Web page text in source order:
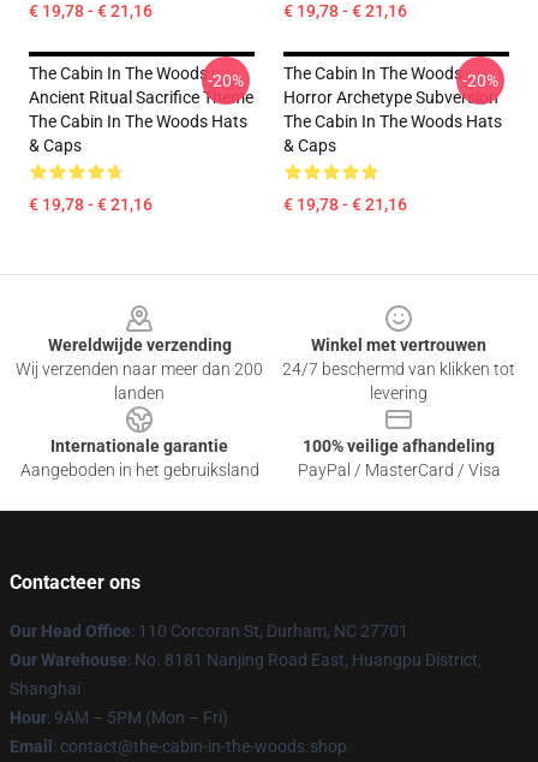
€ 19,78 - € 21,16 € 19,78 - € 21,16
The Cabin In The Woods -
Ancient Ritual Sacrifice Theme
The Cabin In The Woods Hats
& Caps
€ 19,78 - € 21,16
-20%
The Cabin In The Woods -
Horror Archetype Subversion
The Cabin In The Woods Hats
& Caps
€ 19,78 - € 21,16
-20%
Wereldwijde verzending
Wij verzenden naar meer dan 200
landen
Winkel met vertrouwen
24/7 beschermd van klikken tot
levering
Internationale garantie
Aangeboden in het gebruiksland
100% veilige afhandeling
PayPal / MasterCard / Visa
Contacteer ons
Our Head Office: 110 Corcoran St, Durham, NC 27701
Our Warehouse: No. 8181 Nanjing Road East, Huangpu District,
Shanghai
Hour: 9AM – 5PM (Mon – Fri)
Email : contact@the-cabin-in-the-woods.shop